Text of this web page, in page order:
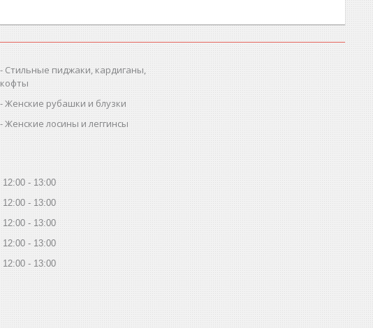
Стильные пиджаки, кардиганы,
кофты
Женские рубашки и блузки
Женские лосины и леггинсы
12:00
13:00
12:00
13:00
12:00
13:00
12:00
13:00
12:00
13:00